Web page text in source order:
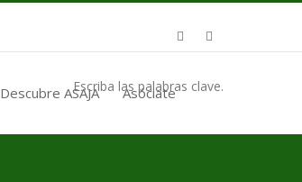
Descubre ASAJA Asóciate
Escriba las palabras clave.